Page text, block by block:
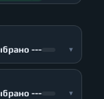
--- ▾
--- ▾